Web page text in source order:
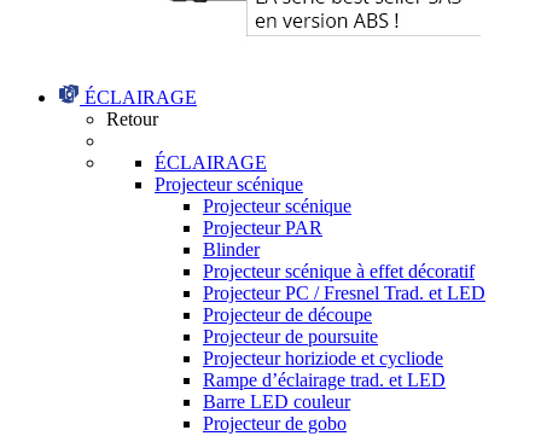
ÉCLAIRAGE
Retour
ÉCLAIRAGE
Projecteur scénique
Projecteur scénique
Projecteur PAR
Blinder
Projecteur scénique à effet décoratif
Projecteur PC / Fresnel Trad. et LED
Projecteur de découpe
Projecteur de poursuite
Projecteur horiziode et cycliode
Rampe d’éclairage trad. et LED
Barre LED couleur
Projecteur de gobo